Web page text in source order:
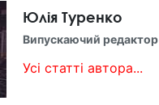
Юлія Туренко
Випускаючий редактор
Усі статті автора...